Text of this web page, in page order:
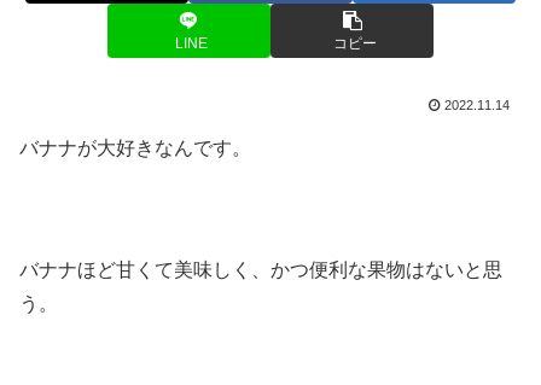
LINE コピー
2022.11.14
バナナが大好きなんです。
バナナほど甘くて美味しく、かつ便利な果物はないと思
う。